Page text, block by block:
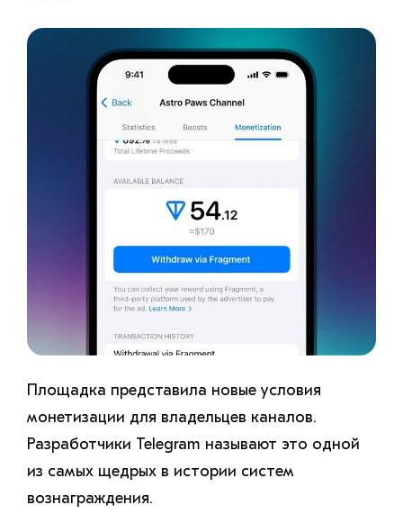
Площадка представила новые условия
монетизации для владельцев каналов.
Разработчики Telegram называют это одной
из самых щедрых в истории систем
вознаграждения.